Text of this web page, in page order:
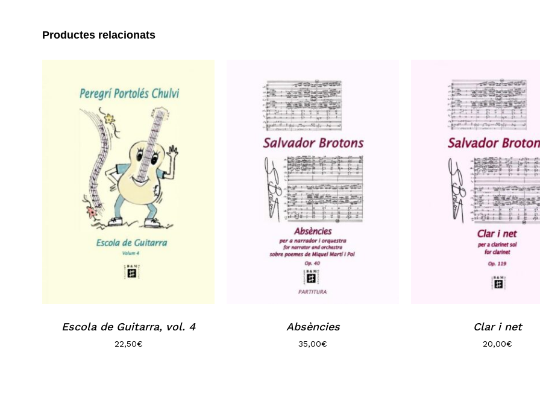
Productes relacionats
Escola de Guitarra, vol. 4
22,50€
Absències
35,00€
Clar i net
20,00€